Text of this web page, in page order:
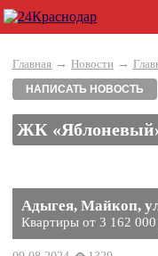
Главная → Новости →
НАПИСАТЬ НОВОСТЬ
ЖК
Адыгея, Майкоп,
Квартиры от 3 162 000